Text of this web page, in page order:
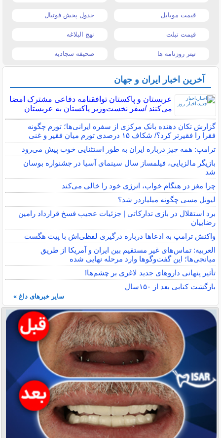
قیمت موبایل جدول پخش فوتبال
قیمت تبلت نهج البلاغه
تیتر روزنامه ها صحیفه سجادیه
آخرین اخبار ایران و جهان
عربستان و پاکستان توافقنامه دفاعی مشترک امضا
می‌کنند /سفر نخست‌وزیر پاکستان به عربستان
گزارش تکان‌ دهنده بانک مرکزی از سفره ایرانی‌ها؛ تورم چگونه
فقرا را فقیرتر کرد؟/ شکاف ۱۵ درصدی تورم میان فقیر و غنی
ترامپ: همه چیز درباره ایران به طور استثنایی خوب پیش می‌رود
بازیگر مالزیایی، فیلمساز سال سینمای آسیا در جشنواره بوسان
شد
چرا مغز در هنگام خواب، انرژی خود را خالی می‌کند
لیونل مسی چگونه میلیاردر شد؟
برد استقلال در بازی تدارکاتی | جزئیات عجیب فسخ قرارداد رامین
رضاییان
واکنش ترامپ به ادعاها درباره درگیری لفظی‌اش با پیت هگست
العربیه: تماس‌های غیر مستقیم بین ایران و آمریکا از طریق
میانجی‌ها؛ این گفت‌و‌گو‌ها وارد مرحله نهایی شده
تأثیر پنهانی داروهای جدید لاغری بر چشم‌ها!
بازگشت کتابی بعد از ۱۵۰سال
سایر خبرهای داغ »